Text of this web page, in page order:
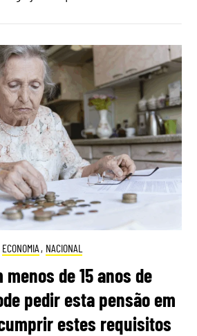
ECONOMIA , NACIONAL
menos de 15 anos de
pedir esta pensão em
estes requisitos